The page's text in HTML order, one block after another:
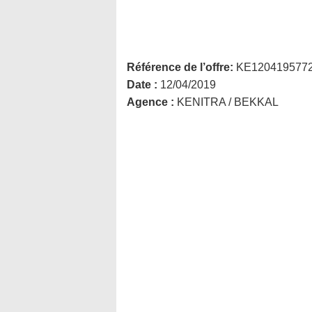
Référence de l’offre:
Date : 12/04/2019
Agence : KENITRA / BEKKAL